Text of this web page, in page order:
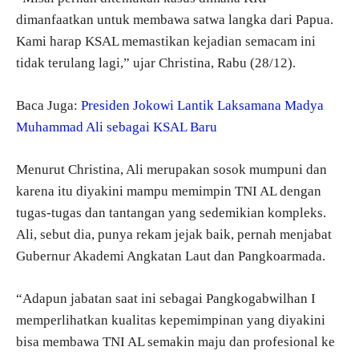
dimanfaatkan untuk membawa satwa langka dari Papua.
Kami harap KSAL memastikan kejadian semacam ini
tidak terulang lagi,” ujar Christina, Rabu (28/12).
Baca Juga: Presiden Jokowi Lantik Laksamana Madya
Muhammad Ali sebagai KSAL Baru
Menurut Christina, Ali merupakan sosok mumpuni dan
karena itu diyakini mampu memimpin TNI AL dengan
tugas-tugas dan tantangan yang sedemikian kompleks.
Ali, sebut dia, punya rekam jejak baik, pernah menjabat
Gubernur Akademi Angkatan Laut dan Pangkoarmada.
“Adapun jabatan saat ini sebagai Pangkogabwilhan I
memperlihatkan kualitas kepemimpinan yang diyakini
bisa membawa TNI AL semakin maju dan profesional ke